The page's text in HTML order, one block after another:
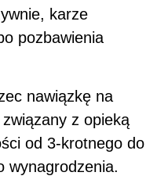
karze
pozbawienia
nawiązkę na
z opieką
od 3-krotnego do
wynagrodzenia.